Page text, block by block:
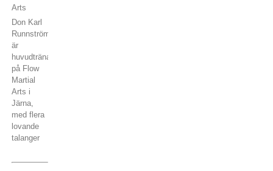
Don Karl
Runnström
är
huvudtränare
på Flow
Martial
Arts i
Järna,
med flera
lovande
talanger